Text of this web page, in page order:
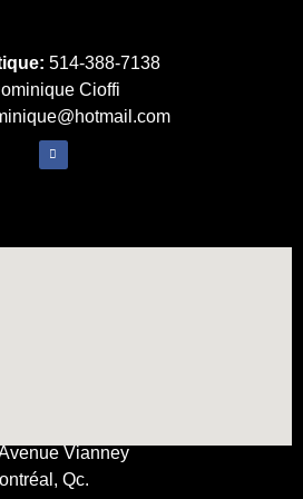
514-388-7138
Cioffi
Vianney
Qc.